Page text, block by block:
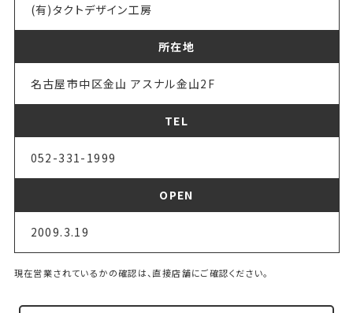
(有)タクトデザイン工房
所在地
名古屋市中区金山 アスナル金山2F
TEL
052-331-1999
OPEN
2009.3.19
現在営業されているかの確認は、直接店舗にご確認ください。